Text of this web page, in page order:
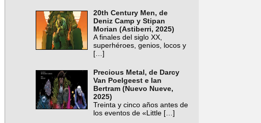
20th Century Men, de
Deniz Camp y Stipan
Morian (Astiberri, 2025)
A finales del siglo XX,
superhéroes, genios, locos y
[…]
Precious Metal, de Darcy
Van Poelgeest e Ian
Bertram (Nuevo Nueve,
2025)
Treinta y cinco años antes de
los eventos de «Little […]